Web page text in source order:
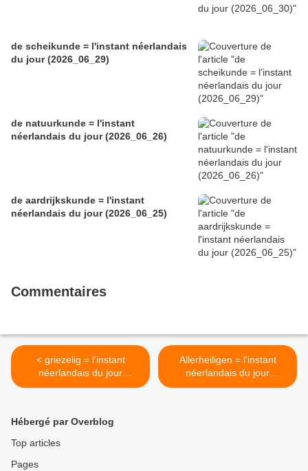
de scheikunde = l'instant néerlandais
du jour (2026_06_29)
de natuurkunde = l'instant
néerlandais du jour (2026_06_26)
de aardrijkskunde = l'instant
néerlandais du jour (2026_06_25)
Commentaires
< griezelig = l'instant
néerlandais du jour
(2024_10_30)
Allerheiligen = l'instant
néerlandais du jour
(2025_11_01) >
Hébergé par Overblog
Top articles
Pages